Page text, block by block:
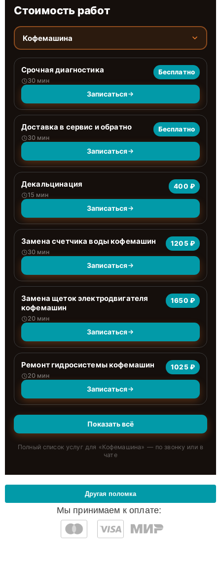
Стоимость работ
Кофемашина
Срочная диагностика
30 мин
Бесплатно
Записаться
Доставка в сервис и обратно
30 мин
Бесплатно
Записаться
Декальцинация
15 мин
400 ₽
Записаться
Замена счетчика воды кофемашин
30 мин
1205 ₽
Записаться
Замена щеток электродвигателя
кофемашин
20 мин
1650 ₽
Записаться
Ремонт гидросистемы кофемашин
20 мин
1025 ₽
Записаться
Показать всё
Полный список услуг для «Кофемашина» — по звонку или в
чате
Мы принимаем к оплате:
Другая поломка